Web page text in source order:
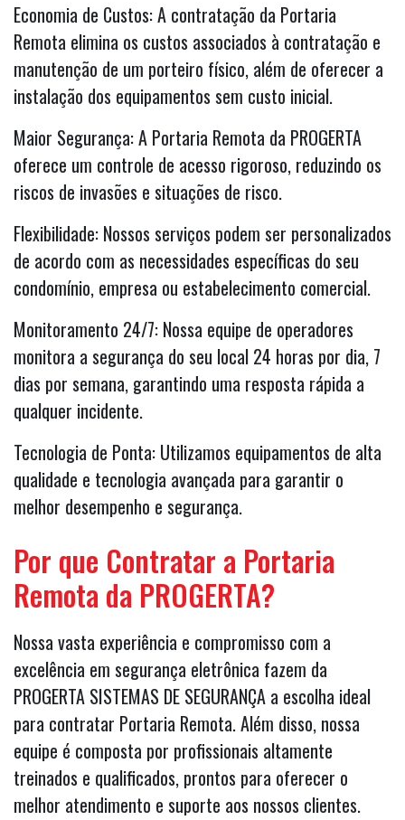
Economia de Custos: A contratação da Portaria
Remota elimina os custos associados à contratação e
manutenção de um porteiro físico, além de oferecer a
instalação dos equipamentos sem custo inicial.
Maior Segurança: A Portaria Remota da PROGERTA
oferece um controle de acesso rigoroso, reduzindo os
riscos de invasões e situações de risco.
Flexibilidade: Nossos serviços podem ser personalizados
de acordo com as necessidades específicas do seu
condomínio, empresa ou estabelecimento comercial.
Monitoramento 24/7: Nossa equipe de operadores
monitora a segurança do seu local 24 horas por dia, 7
dias por semana, garantindo uma resposta rápida a
qualquer incidente.
Tecnologia de Ponta: Utilizamos equipamentos de alta
qualidade e tecnologia avançada para garantir o
melhor desempenho e segurança.
Por que Contratar a Portaria
Remota da PROGERTA?
Nossa vasta experiência e compromisso com a
excelência em segurança eletrônica fazem da
PROGERTA SISTEMAS DE SEGURANÇA a escolha ideal
para contratar Portaria Remota. Além disso, nossa
equipe é composta por profissionais altamente
treinados e qualificados, prontos para oferecer o
melhor atendimento e suporte aos nossos clientes.